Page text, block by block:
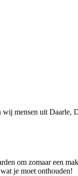
mensen uit Daarle,
om zomaar een
je moet onthouden!